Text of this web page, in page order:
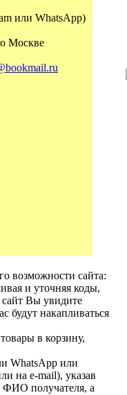
или WhatsApp)
Москве
возможности сайта:
и уточняя коды,
сайт Вы увидите
будут накапливаться
в корзину,
WhatsApp или
на e-mail), указав
ФИО получателя, а